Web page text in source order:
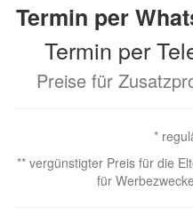
Termin per
Termin per
Preise für
*
** vergünstigter Preis für die
für